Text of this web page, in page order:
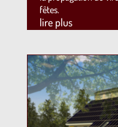
fêtes.
lire plus